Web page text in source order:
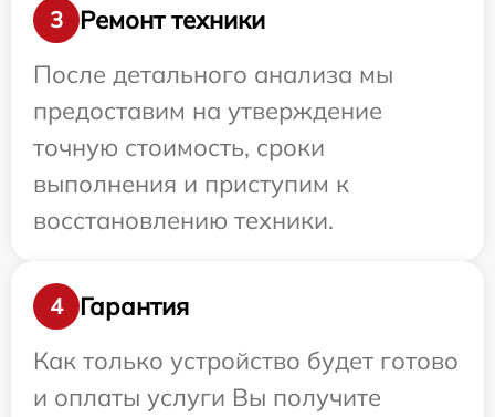
3
Ремонт техники
После детального анализа мы
предоставим на утверждение
точную стоимость, сроки
выполнения и приступим к
восстановлению техники.
4
Гарантия
Как только устройство будет готово
и оплаты услуги Вы получите